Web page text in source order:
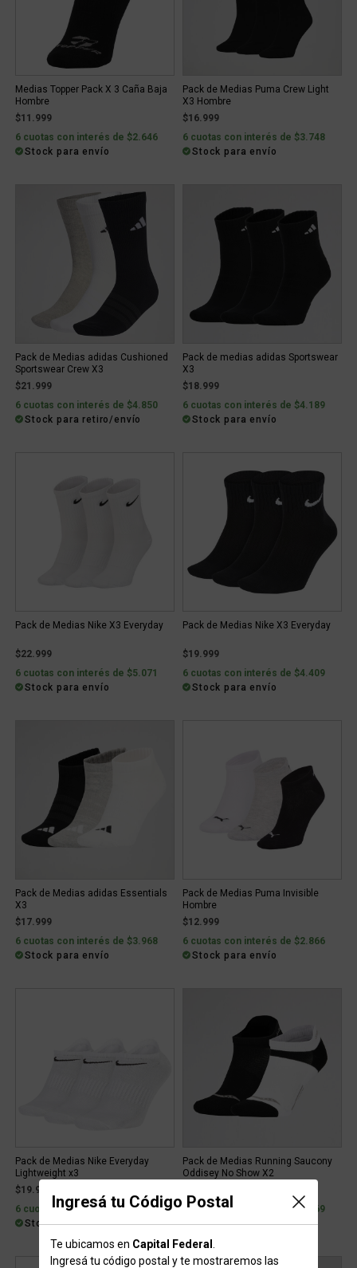
Ingresá tu Código Postal
Te ubicamos en Capital Federal
Ingresá tu código postal y te mostraremos las
Medias Topper Pack X 3 Caña Baja
Hombre
$11.999
6 cuotas con interés de $2.646
Stock para envío
Pack de Medias Puma Crew Light
X3 Hombre
$16.999
6 cuotas con interés de $3.748
Stock para envío
Pack de Medias adidas Cushioned
Sportswear Crew X3
$21.999
6 cuotas con interés de $4.850
Stock para retiro/envío
Pack de medias adidas Sportswear
X3
$18.999
6 cuotas con interés de $4.189
Stock para envío
Pack de Medias Nike X3 Everyday
$22.999
6 cuotas con interés de $5.071
Stock para envío
Pack de Medias Nike X3 Everyday
$19.999
6 cuotas con interés de $4.409
Stock para envío
Pack de Medias adidas Essentials
X3
$17.999
6 cuotas con interés de $3.968
Stock para envío
Pack de Medias Puma Invisible
Hombre
$12.999
6 cuotas con interés de $2.866
Stock para envío
Pack de Medias Nike Everyday
Lightweight x3
$19.999
6 cuotas con interés de $4.409
Stock para envío
Pack de Medias Running Saucony
Oddisey No Show X2
6 cuotas con interés de $1.969
Stock para envío